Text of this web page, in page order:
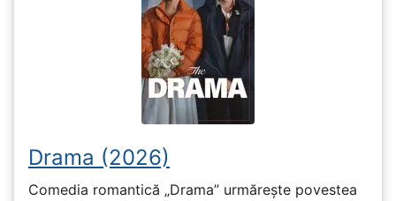
Drama (2026)
Comedia romantică „Drama” urmărește povestea